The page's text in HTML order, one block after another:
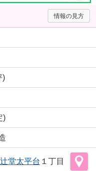
情報の見方
)
)
辻堂太平台 １丁目